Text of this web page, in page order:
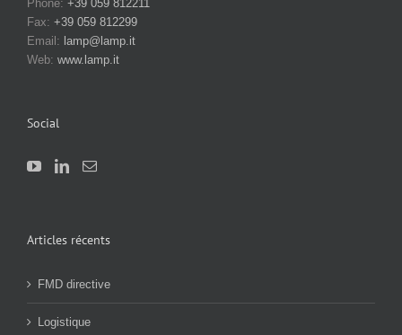
Phone: +39 059 812211
Fax: +39 059 812299
Email: lamp@lamp.it
Web: www.lamp.it
Social
Articles récents
FMD directive
Logistique